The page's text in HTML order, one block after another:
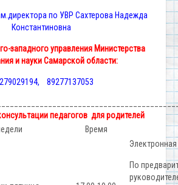
по УВР Сахтерова Надежда
Константиновна
западного управления Министерства
и науки Самарской области:
89277137053
педагогов для родителей
Время
По